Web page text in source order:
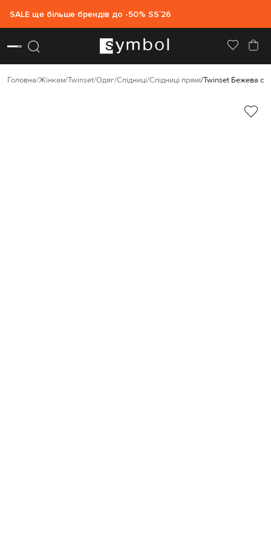
SALE ще більше брендів до -50% SS`26
Головна Жінкам Twinset Одяг Спідниці Спідниці прямі Twinset Бежева